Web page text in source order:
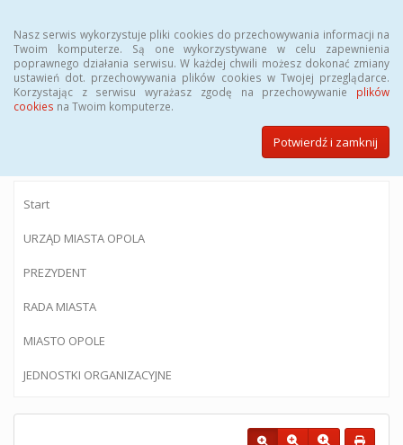
Nasz serwis wykorzystuje pliki cookies do przechowywania informacji na
Twoim komputerze. Są one wykorzystywane w celu zapewnienia
poprawnego działania serwisu. W każdej chwili możesz dokonać zmiany
ustawień dot. przechowywania plików cookies w Twojej przeglądarce.
Korzystając z serwisu wyrażasz zgodę na przechowywanie plików
cookies na Twoim komputerze.
Potwierdź i zamknij
BIULETYN INFORMACJI PUBLICZNEJ
Urzędu Miasta Opola
Start
URZĄD MIASTA OPOLA
PREZYDENT
RADA MIASTA
MIASTO OPOLE
JEDNOSTKI ORGANIZACYJNE